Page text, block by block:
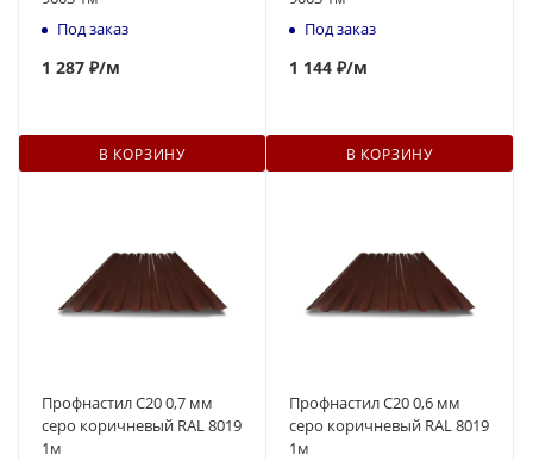
Под заказ
1 287 ₽/м
В КОРЗИНУ
Под заказ
1 144 ₽/м
В КОРЗИНУ
Профнастил С20 0,7 мм
серо коричневый RAL 8019
1м
Профнастил С20 0,6 мм
серо коричневый RAL 8019
1м